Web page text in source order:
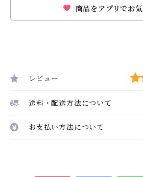
商品をアプリでお
レビュー
送料・配送方法について
お支払い方法について